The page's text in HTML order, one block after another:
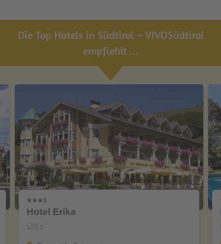
Die Top Hotels in Südtirol – VIVOSüdtirol
empfiehlt ...
Hotel Erika
CIN +